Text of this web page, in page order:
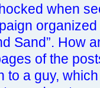
when
Sand”. How
of the
to a guy,